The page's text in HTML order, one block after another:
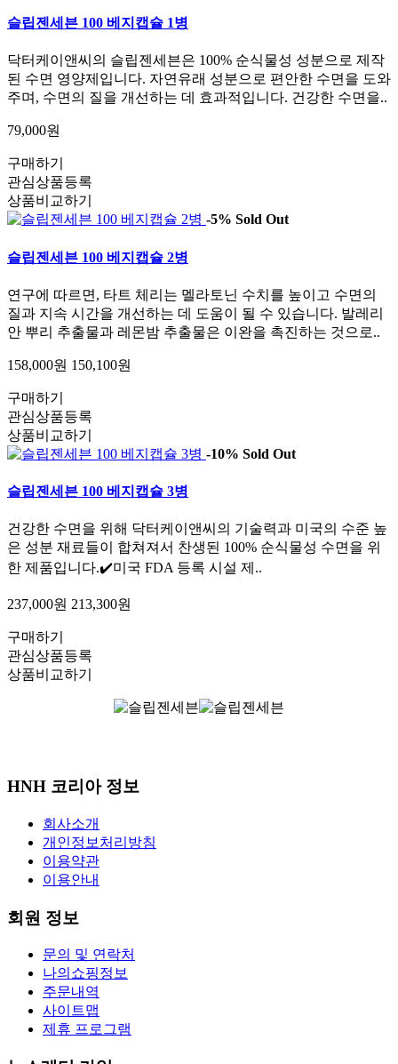
슬립젠세븐 100 베지캡슐 1병
닥터케이앤씨의 슬립젠세븐은 100% 순식물성 성분으로 제작
된 수면 영양제입니다. 자연유래 성분으로 편안한 수면을 도와
주며, 수면의 질을 개선하는 데 효과적입니다. 건강한 수면을..
79,000원
구매하기
관심상품등록
상품비교하기
-5% Sold Out
슬립젠세븐 100 베지캡슐 2병
연구에 따르면, 타트 체리는 멜라토닌 수치를 높이고 수면의
질과 지속 시간을 개선하는 데 도움이 될 수 있습니다. 발레리
안 뿌리 추출물과 레몬밤 추출물은 이완을 촉진하는 것으로..
158,000원 150,100원
구매하기
관심상품등록
상품비교하기
-10% Sold Out
슬립젠세븐 100 베지캡슐 3병
건강한 수면을 위해 닥터케이앤씨의 기술력과 미국의 수준 높
은 성분 재료들이 합쳐져서 찬생된 100% 순식물성 수면을 위
한 제품입니다.✔️미국 FDA 등록 시설 제..
237,000원 213,300원
구매하기
관심상품등록
상품비교하기
HNH 코리아 정보
회사소개
개인정보처리방침
이용약관
이용안내
회원 정보
문의 및 연락처
나의쇼핑정보
주문내역
사이트맵
제휴 프로그램